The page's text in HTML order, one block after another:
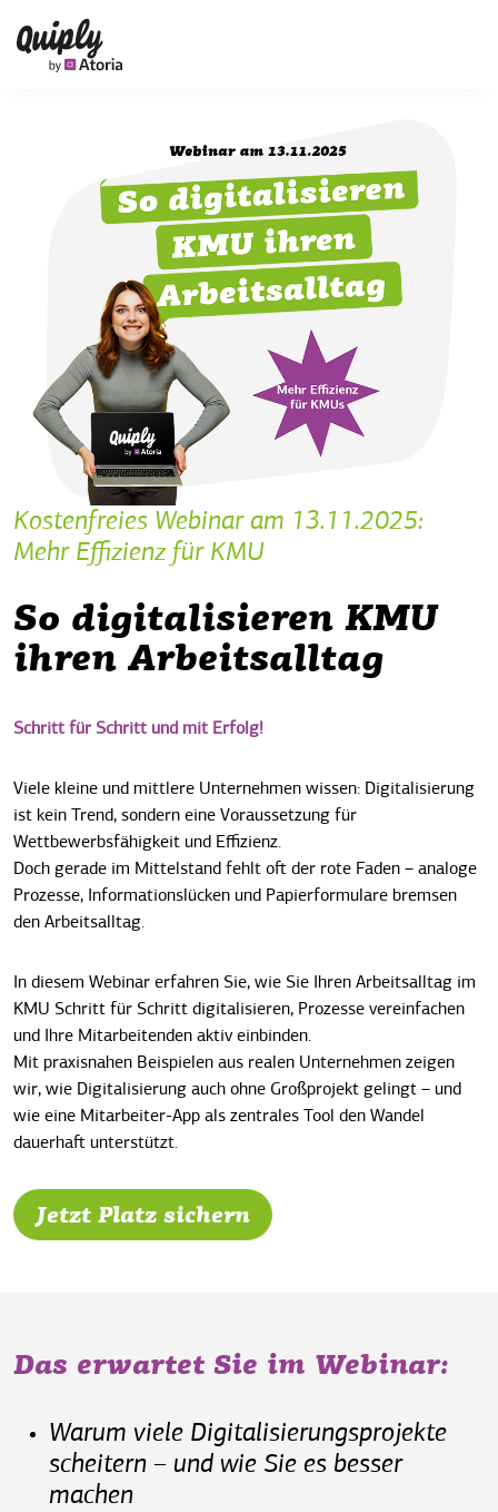
Kostenfreies Webinar am 13.11.2025:
Mehr Effizienz für KMU
So digitalisieren KMU
ihren Arbeitsalltag
Schritt für Schritt und mit Erfolg!
Viele kleine und mittlere Unternehmen wissen: Digitalisierung
ist kein Trend, sondern eine Voraussetzung für
Wettbewerbsfähigkeit und Effizienz.
Doch gerade im Mittelstand fehlt oft der rote Faden – analoge
Prozesse, Informationslücken und Papierformulare bremsen
den Arbeitsalltag.
In diesem Webinar erfahren Sie, wie Sie Ihren Arbeitsalltag im
KMU Schritt für Schritt digitalisieren, Prozesse vereinfachen
und Ihre Mitarbeitenden aktiv einbinden.
Mit praxisnahen Beispielen aus realen Unternehmen zeigen
wir, wie Digitalisierung auch ohne Großprojekt gelingt – und
wie eine Mitarbeiter-App als zentrales Tool den Wandel
dauerhaft unterstützt.
Jetzt Platz sichern
Das erwartet Sie im Webinar:
Warum viele Digitalisierungsprojekte
scheitern – und wie Sie es besser
machen